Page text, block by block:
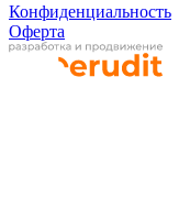
Конфиденциальность
Оферта